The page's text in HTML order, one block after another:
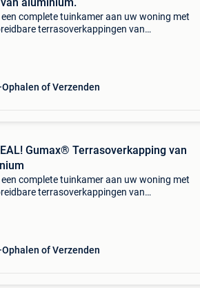
een complete tuinkamer aan uw woning met
terrasoverkappingen van
Ophalen of Verzenden
Gumax® Terrasoverkapping van
een complete tuinkamer aan uw woning met
terrasoverkappingen van
Ophalen of Verzenden